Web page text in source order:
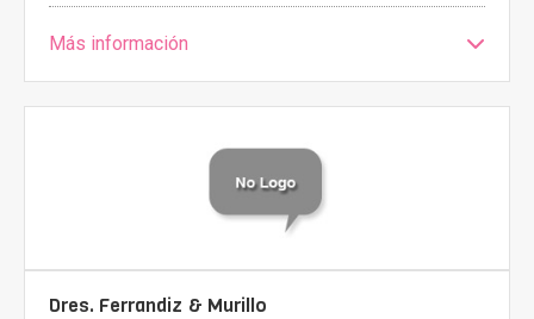
Más información
Dres. Ferrandiz & Murillo